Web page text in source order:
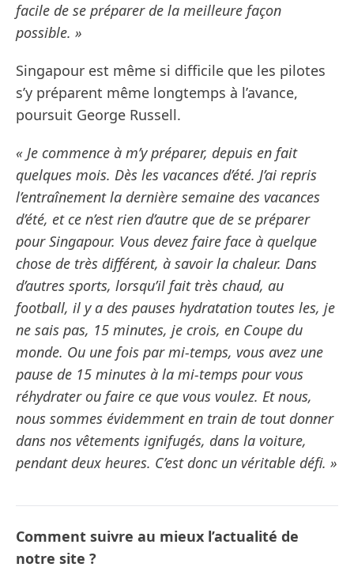
facile de se préparer de la meilleure façon
possible. »
Singapour est même si difficile que les pilotes
s’y préparent même longtemps à l’avance,
poursuit George Russell.
« Je commence à m’y préparer, depuis en fait
quelques mois. Dès les vacances d’été. J’ai repris
l’entraînement la dernière semaine des vacances
d’été, et ce n’est rien d’autre que de se préparer
pour Singapour. Vous devez faire face à quelque
chose de très différent, à savoir la chaleur. Dans
d’autres sports, lorsqu’il fait très chaud, au
football, il y a des pauses hydratation toutes les, je
ne sais pas, 15 minutes, je crois, en Coupe du
monde. Ou une fois par mi-temps, vous avez une
pause de 15 minutes à la mi-temps pour vous
réhydrater ou faire ce que vous voulez. Et nous,
nous sommes évidemment en train de tout donner
dans nos vêtements ignifugés, dans la voiture,
pendant deux heures. C’est donc un véritable défi. »
Comment suivre au mieux l’actualité de
notre site ?